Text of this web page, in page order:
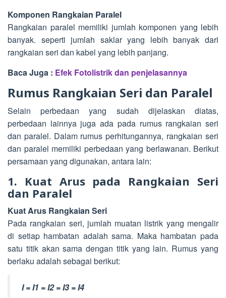
Komponen Rangkaian Paralel
Rangkaian paralel memiliki jumlah komponen yang lebih
banyak. seperti jumlah saklar yang lebih banyak dari
rangkaian seri dan kabel yang lebih panjang.
Baca Juga : Efek Fotolistrik dan penjelasannya
Rumus Rangkaian Seri dan Paralel
Selain perbedaan yang sudah dijelaskan diatas,
perbedaan lainnya juga ada pada rumus rangkaian seri
dan paralel. Dalam rumus perhitungannya, rangkaian seri
dan paralel memiliki perbedaan yang berlawanan. Berikut
persamaan yang digunakan, antara lain:
1. Kuat Arus pada Rangkaian Seri
dan Paralel
Kuat Arus Rangkaian Seri
Pada rangkaian seri, jumlah muatan listrik yang mengalir
di setiap hambatan adalah sama. Maka hambatan pada
satu titik akan sama dengan titik yang lain. Rumus yang
berlaku adalah sebagai berikut:
I = I1 = I2 = I3 = I4